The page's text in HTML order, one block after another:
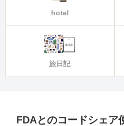
hotel
旅日記
FDAとのコードシェア